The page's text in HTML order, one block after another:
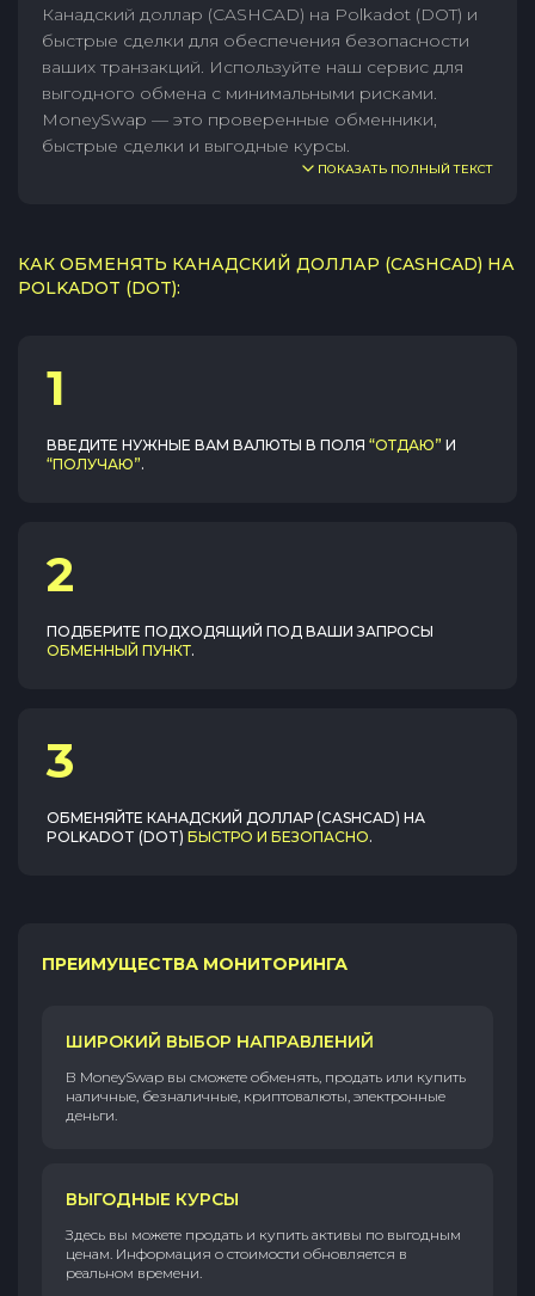
Канадский доллар (CASHCAD) на Polkadot (DOT) и
быстрые сделки для обеспечения безопасности
ваших транзакций. Используйте наш сервис для
выгодного обмена с минимальными рисками.
MoneySwap — это проверенные обменники,
быстрые сделки и выгодные курсы.
ПОКАЗАТЬ ПОЛНЫЙ ТЕКСТ
КАК ОБМЕНЯТЬ КАНАДСКИЙ ДОЛЛАР (CASHCAD) НА
POLKADOT (DOT):
1
ВВЕДИТЕ НУЖНЫЕ ВАМ ВАЛЮТЫ В ПОЛЯ “ОТДАЮ” И
“ПОЛУЧАЮ”.
2
ПОДБЕРИТЕ ПОДХОДЯЩИЙ ПОД ВАШИ ЗАПРОСЫ
ОБМЕННЫЙ ПУНКТ.
3
ОБМЕНЯЙТЕ КАНАДСКИЙ ДОЛЛАР (CASHCAD) НА
POLKADOT (DOT) БЫСТРО И БЕЗОПАСНО.
ПРЕИМУЩЕСТВА МОНИТОРИНГА
ШИРОКИЙ ВЫБОР НАПРАВЛЕНИЙ
В MoneySwap вы сможете обменять, продать или купить
наличные, безналичные, криптовалюты, электронные
деньги.
ВЫГОДНЫЕ КУРСЫ
Здесь вы можете продать и купить активы по выгодным
ценам. Информация о стоимости обновляется в
реальном времени.